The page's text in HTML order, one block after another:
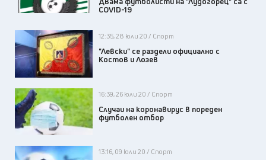
COVID-19
12:35, 28 юли 20 / Спорт
"Левски" се раздели официално с
Костов и Лозев
16:39, 26 юли 20 / Спорт
Случаи на коронавирус в пореден
футболен отбор
13:16, 09 юли 20 / Спорт